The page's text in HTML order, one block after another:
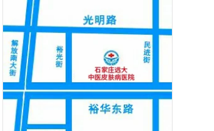
增加后续治疗难度与周期。因此患者必须
严格遵从医嘱，长期坚持完整疗程，切
专治，一人一方定制个性化诊疗方案，让
患者治病不走弯路、不花冤枉钱，采用中
西医结合诊疗模式，内外同步修复黑色
素，祛白成效稳定突出。院内收费公开透
明、定